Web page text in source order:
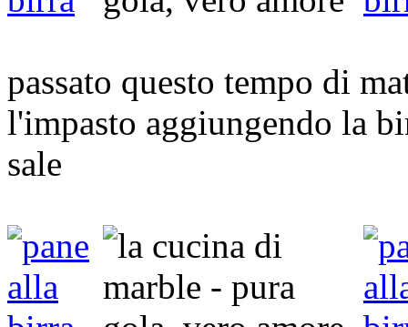
passato questo tempo di
l'impasto aggiungendo la
sale